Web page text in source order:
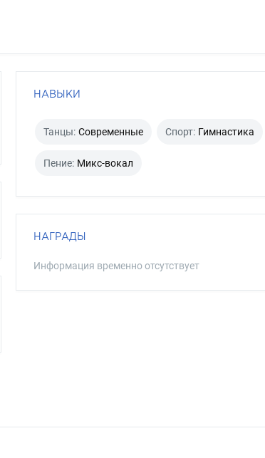
НАВЫКИ
Танцы: Современные Спорт: Гимнастика
Пение: Микс-вокал
НАГРАДЫ
Информация временно отсутствует